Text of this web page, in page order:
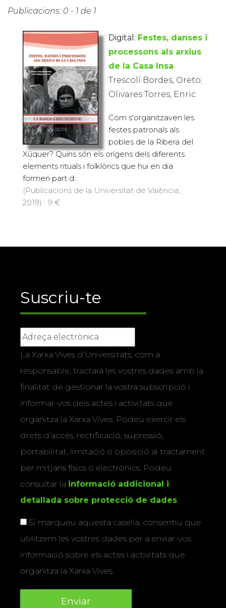
Publicacions: 0 - 1 de 1
Digital: Festes, danses i
processons als arxius
de la Casa Insa
Trescolí Bordes, Oreto;
Olivares Torres, Enric
Com s'organitzaven les
festes patronals als
pobles de la Ribera del
Xúquer? Quins són els orígens dels diferents
elements rituals i folklòrics que hui en dia
formen part d...
(Publicacions de la Universitat de València,
2019) · 9 €
Suscriu-te
La Xarxa Vives d’Universitats, com a
responsable, tractarà les vostres dades amb la
finalitat de gestionar la vostra subscripció i
informar-vos dels actes i activitats que
organitza la Xarxa Vives. Podeu exercir els
drets d’accés, rectificació, supressió,
portabilitat, limitació o oposició al tractament
per mitjans físics o electrònics. Podeu
consultar la informació addicional i
detallada sobre protecció de dades.
Si marqueu aquesta casella, consentiu que
utilitzem les vostres dades per a enviar-vos
informació sobre els actes i activitats que
organitza la Xarxa Vives.